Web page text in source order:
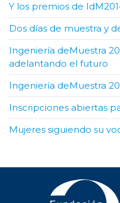
Y los premios de
Dos días de muestra y
Ingeniería deMuestra
adelantando el futuro
Ingeniería deMuestra
Inscripciones abiertas
Mujeres siguiendo su